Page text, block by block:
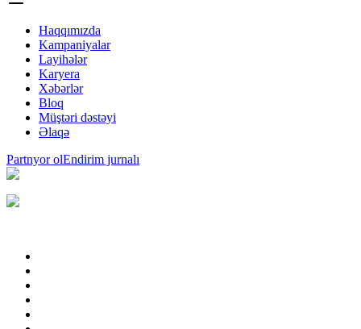
Haqqımızda
Kampaniyalar
Layihələr
Karyera
Xəbərlər
Bloq
Müştəri dəstəyi
Əlaqə
Partnyor olEndirim jurnalı